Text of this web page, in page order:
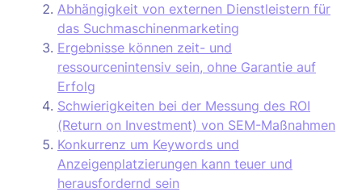
Abhängigkeit von externen Dienstleistern für
das Suchmaschinenmarketing
Ergebnisse können zeit- und
ressourcenintensiv sein, ohne Garantie auf
Erfolg
Schwierigkeiten bei der Messung des ROI
(Return on Investment) von SEM-Maßnahmen
Konkurrenz um Keywords und
Anzeigenplatzierungen kann teuer und
herausfordernd sein